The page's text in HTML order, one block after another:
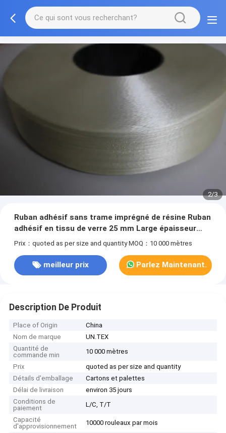
2/3
Ruban adhésif sans trame imprégné de résine Ruban
adhésif en tissu de verre 25 mm Large épaisseur
0,30 mm
Prix：quoted as per size and quantity MOQ：10 000 mètres
meilleur prix Parlez Maintenant.
Description De Produit
Place of Origin
China
Nom de marque
UN.TEX
Quantité de
commande min
10 000 mètres
Prix
quoted as per size and quantity
Détails d'emballage
Cartons et palettes
Délai de livraison
environ 35 jours
Conditions de
paiement
L/C, T/T
Capacité
d'approvisionnement
10000 rouleaux par mois